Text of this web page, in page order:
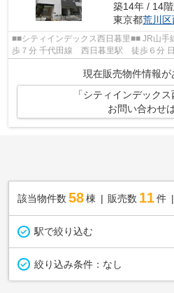
築14年 / 14
東京都荒川区
■■シティインデックス西日暮里■■ JR山手線・京浜東北線 西日暮里駅 徒
歩７分 千代田線 西日暮里駅 徒歩６分
徒歩４分 総戸数６４戸 鉄筋コンク...
現在販売物件情報が
「シティインデック
お問い合わせ
該当物件数 58棟 販売数 11 件
駅で絞り込む
絞り込み条件： なし